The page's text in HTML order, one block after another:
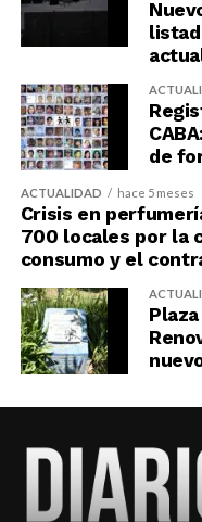
de
ACTUALIDAD hace 5 meses
Crisis en
700 locales por la
consumo y el